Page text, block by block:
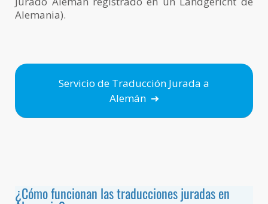
Alemania).
Servicio de Traducción Jurada a
Alemán ➔
¿Cómo funcionan las traducciones juradas en